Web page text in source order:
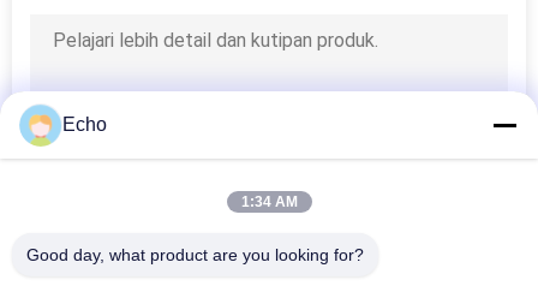
Echo
1:34 AM
Good day, what product are you looking for?